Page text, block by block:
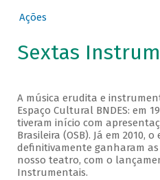
Ações
Sextas
A música erudita e
Espaço Cultural BNDES: em
tiveram início com
Brasileira (OSB). Já em
definitivamente ganharam
nosso teatro, com o
Instrumentais.